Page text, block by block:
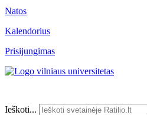
Natos
Kalendorius
Prisijungimas
Ieškoti...